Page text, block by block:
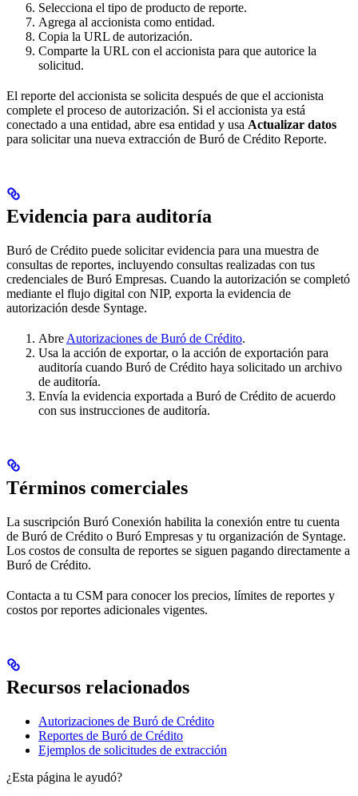
Selecciona el tipo de producto de reporte.
Agrega al accionista como entidad.
Copia la URL de autorización.
Comparte la URL con el accionista para que autorice la
solicitud.
El reporte del accionista se solicita después de que el accionista
complete el proceso de autorización. Si el accionista ya está
conectado a una entidad, abre esa entidad y usa Actualizar datos
para solicitar una nueva extracción de Buró de Crédito Reporte.
Evidencia para auditoría
Buró de Crédito puede solicitar evidencia para una muestra de
consultas de reportes, incluyendo consultas realizadas con tus
credenciales de Buró Empresas. Cuando la autorización se completó
mediante el flujo digital con NIP, exporta la evidencia de
autorización desde Syntage.
AbreAutorizaciones de Buró de Crédito.
Usa la acción de exportar, o la acción de exportación para
auditoría cuando Buró de Crédito haya solicitado un archivo
de auditoría.
Envía la evidencia exportada a Buró de Crédito de acuerdo
con sus instrucciones de auditoría.
Términos comerciales
La suscripción Buró Conexión habilita la conexión entre tu cuenta
de Buró de Crédito o Buró Empresas y tu organización de Syntage.
Los costos de consulta de reportes se siguen pagando directamente a
Buró de Crédito.
Contacta a tu CSM para conocer los precios, límites de reportes y
costos por reportes adicionales vigentes.
Recursos relacionados
Autorizaciones de Buró de Crédito
Reportes de Buró de Crédito
Ejemplos de solicitudes de extracción
¿Esta página le ayudó?